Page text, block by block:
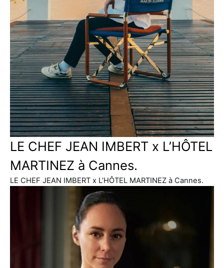
LE CHEF JEAN IMBERT x L’HÔTEL
MARTINEZ à Cannes.
LE CHEF JEAN IMBERT x L’HÔTEL MARTINEZ à Cannes.